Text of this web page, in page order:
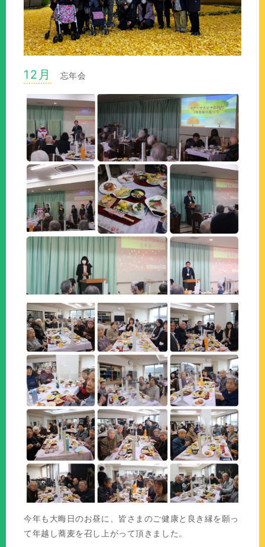
12月 忘年会
今年も大晦日のお昼に、皆さまのご健康と良き縁を願っ
て年越し蕎麦を召し上がって頂きました。